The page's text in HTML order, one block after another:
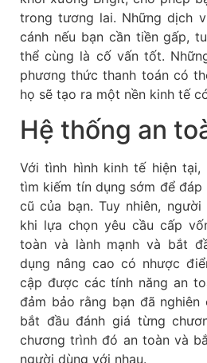
trong tương lai. Những dịch
cánh nếu bạn cần tiền gấp,
thể cùng là cố vấn tốt.
phương thức thanh toán có
họ sẽ tạo ra một nền kinh tế
Hệ thống an
Với tình hình kinh tế hiện tại,
tìm kiếm tín dụng sớm để đáp
cũ của bạn. Tuy nhiên,
khi lựa chọn yêu cầu cấp
toàn và lành mạnh và bắt
dụng nâng cao có nhược
cập được các tính năng an
đảm bảo rằng bạn đã
bắt đầu đánh giá từng
chương trình đó an toàn và
người dùng với nhau.